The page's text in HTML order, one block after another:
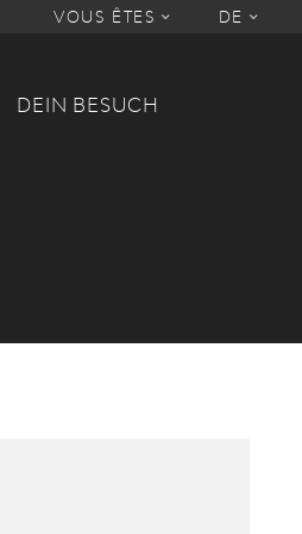
VOUS ÊTES DE
DEIN BESUCH